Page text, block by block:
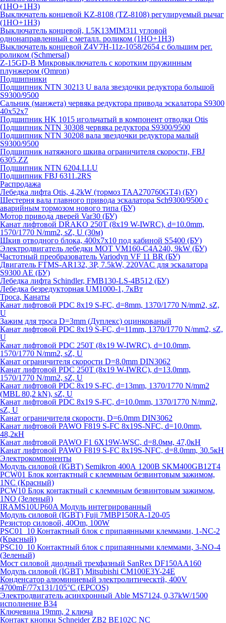
(1НО+1НЗ)
Выключатель концевой KZ-8108 (TZ-8108) регулируемый рычаг
(1НО+1НЗ)
Выключатель концевой, L5K13MIM311 угловой
однонаправленный с металл. роликом (1НО+1НЗ)
Выключатель концевой Z4V7H-11z-1058/2654 с большим рег.
роликом (Schmersal)
Z-15GD-B Микровыключатель с коротким пружинным
плунжером (Omron)
Подшипники
Подшипник NTN 30213 U вала звездочки редуктора большой
S9300/9500
Сальник (манжета) червяка редуктора привода эскалатора S9300
40х52х7
Подшипник HK 1015 игольчатый в компонент отводки Otis
Подшипник NTN 30308 червяка редуктора S9300/9500
Подшипник NTN 30208 вала звездочки редуктора малый
S9300/9500
Подшипник натяжного шкива ограничителя скорости, FBJ
6305.ZZ
Подшипник NTN 6204.LLU
Подшипник FBJ 6311.2RS
Распродажа
Лебедка лифта Otis, 4,2kW (тормоз TAA270760GT4) (БУ)
Шестерня вала главного привода эскалатора Sch9300/9500 с
аварийным тормозом нового типа (БУ)
Мотор привода дверей Var30 (БУ)
Канат лифтовой DRAKO 250T (8x19 W-IWRC), d=10.0mm,
1570/1770 N/mm2, sZ, U (30м)
Шкив отводного блока, 400х7х10 под кабиной S5400 (БУ)
Электродвигатель лебедки MOT VM160-C4A240, 9kW (БУ)
Частотный преобразователь Variodyn VF 11 BR (БУ)
Двигатель FTMS-AR132, 3P, 7.5kW, 220VAC для эскалатора
S9300 AE (БУ)
Лебедка лифта Schindler, FMB130-LS-4B512 (БУ)
Лебедка безредукторная UM1000-1, 7кВт
Троса, Канаты
Канат лифтовой PDC 8x19 S-FC, d=8mm, 1370/1770 N/mm2, sZ,
U
Зажим для троса D=3mm (Дуплекс) оцинкованый
Канат лифтовой PDC 8x19 S-FC, d=11mm, 1370/1770 N/mm2, sZ,
U
Канат лифтовой PDC 250T (8x19 W-IWRC), d=10.0mm,
1570/1770 N/mm2, sZ, U
Канат ограничителя скорости D=8.0mm DIN3062
Канат лифтовой PDC 250T (8x19 W-IWRC), d=13.0mm,
1570/1770 N/mm2, sZ, U
Канат лифтовой PDC 8х19 S-FC, d=13mm, 1370/1770 N/mm2
(MBL 80,2 kN), sZ, U
Канат лифтовой PDC 8x19 S-FC, d=10.0mm, 1370/1770 N/mm2,
sZ, U
Канат ограничителя скорости, D=6.0mm DIN3062
Канат лифтовой PAWO F819 S-FC 8х19S-NFC, d=10.0mm,
48,2кН
Канат лифтовой PAWO F1 6X19W-WSC, d=8.0мм, 47,0кН
Канат лифтовой PAWO F819 S-FC 8х19S-NFC, d=8.0mm, 30.5кН
Электрокомпоненты
Модуль силовой (IGBT) Semikron 400А 1200В SKM400GB12T4
PCW01 Блок контактный с клеммным безвинтовым зажимом,
1NC (Красный)
PCW10 Блок контактный с клеммным безвинтовым зажимом,
1NO (Зеленый)
IRAMS10UP60A Модуль интегрированный
Модуль силовой (IGBT) Fuji 7MBP150RA-120-05
Резистор силовой, 40Om, 100W
PSC01_10 Контактный блок с припаянными клеммами, 1-NC-2
(Красный)
PSC10_10 Контактный блок с припаянными клеммами, 3-NO-4
(Зеленый)
Мост силовой диодный трехфазный SanRex DF150AA160
Модуль силовой (IGBT) Mitsubishi CM100E3Y-24E
Конденсатор алюминиевый электролитическтй, 400V
4700mF/77x131/105°C (EPCOS)
Электродвигатель асинхронный Able MS7124, 0,37kW/1500
исполнение В34
Ключевина 19mm, 2 ключа
Контакт кнопки Schneider ZB2 BE102C NC